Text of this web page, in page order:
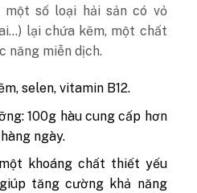
một số loại hải sản có vỏ
lại chứa kẽm, một chất
năng miễn dịch.
selen, vitamin B12.
100g hàu cung cấp hơn
ngày.
khoáng chất thiết yếu
tăng cường khả năng